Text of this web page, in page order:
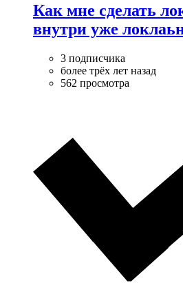
Как мне сделать
внутри уже
3 подписчика
более трёх лет назад
562 просмотра